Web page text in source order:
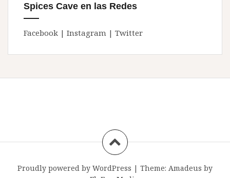
Spices Cave en las Redes
Facebook | Instagram | Twitter
Proudly powered by WordPress | Theme: Amadeus by